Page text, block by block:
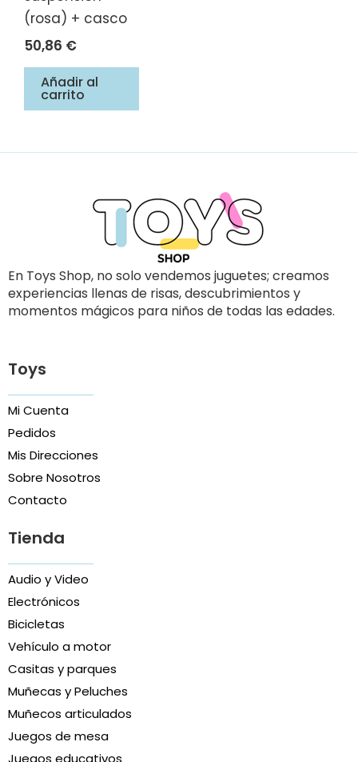
(rosa) + casco
50,86 €
Añadir al
carrito
En Toys Shop, no solo vendemos juguetes; creamos
experiencias llenas de risas, descubrimientos y
momentos mágicos para niños de todas las edades.
Toys
Mi Cuenta
Pedidos
Mis Direcciones
Sobre Nosotros
Contacto
Tienda
Audio y Video
Electrónicos
Bicicletas
Vehículo a motor
Casitas y parques
Muñecas y Peluches
Muñecos articulados
Juegos de mesa
Juegos educativos